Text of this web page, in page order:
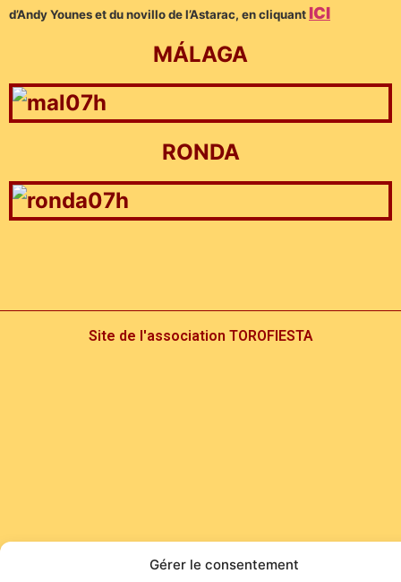
Gérer le consentement
d’Andy Younes et du novillo de l’Astarac, en cliquant ICI
MÁLAGA
RONDA
Site de l'association TOROFIESTA